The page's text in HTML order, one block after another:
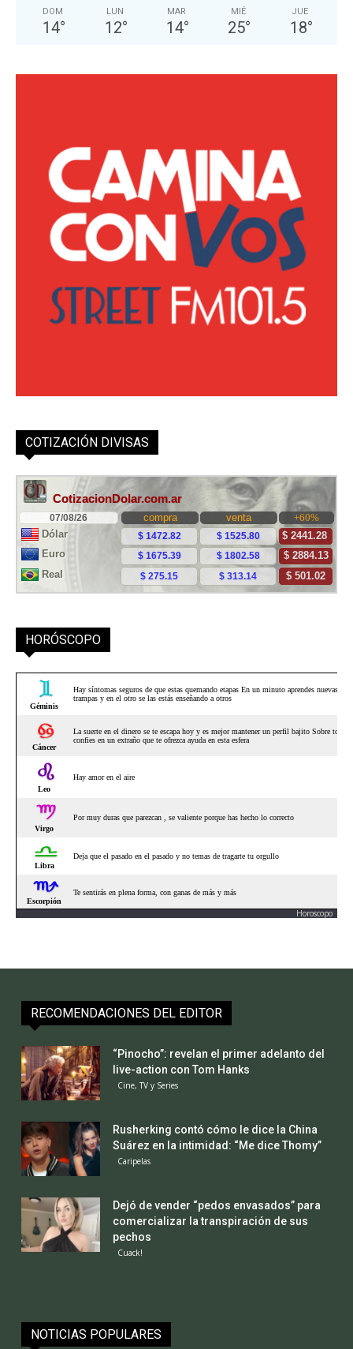
DOM
14°
LUN
12°
MAR
14°
MIÉ
25°
JUE
18°
COTIZACIÓN DIVISAS
HORÓSCOPO
Horoscopo
RECOMENDACIONES DEL EDITOR
“Pinocho”: revelan el primer adelanto del
live-action con Tom Hanks
Cine, TV y Series
Rusherking contó cómo le dice la China
Suárez en la intimidad: “Me dice Thomy”
Caripelas
Dejó de vender “pedos envasados” para
comercializar la transpiración de sus
pechos
Cuack!
NOTICIAS POPULARES